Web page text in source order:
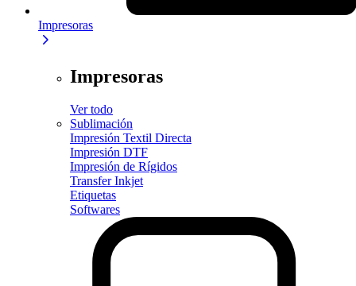
Impresoras
Impresoras
Ver todo
Sublimación
Impresión Textil Directa
Impresión DTF
Impresión de Rígidos
Transfer Inkjet
Etiquetas
Softwares